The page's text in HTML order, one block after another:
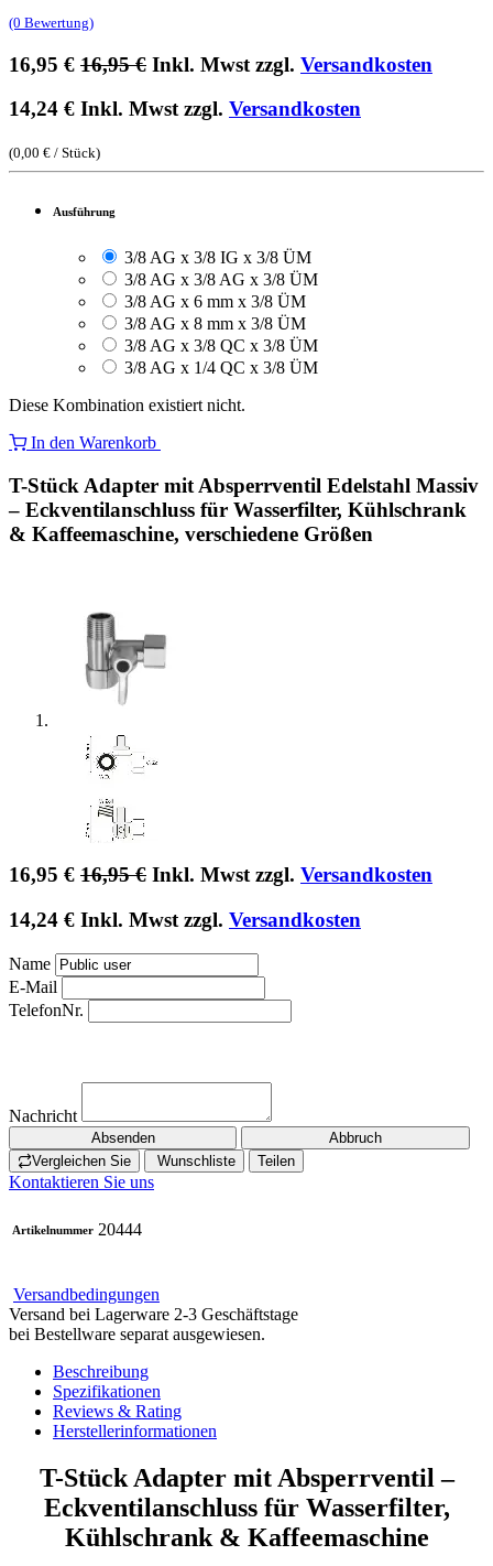
(0 Bewertung)
16,95 € 16,95€ Inkl. Mwst zzgl. Versandkosten
14,24 € Inkl. Mwst zzgl. Versandkosten
(0,00 € / Stück)
Ausführung
3/8 AG x 3/8 IG x 3/8 ÜM
3/8 AG x 3/8 AG x 3/8 ÜM
3/8 AG x 6 mm x 3/8 ÜM
3/8 AG x 8 mm x 3/8 ÜM
3/8 AG x 3/8 QC x 3/8 ÜM
3/8 AG x 1/4 QC x 3/8 ÜM
Diese Kombination existiert nicht.
In den Warenkorb
T-Stück Adapter mit Absperrventil Edelstahl Massiv
– Eckventilanschluss für Wasserfilter, Kühlschrank
& Kaffeemaschine, verschiedene Größen
16,95 € 16,95€ Inkl. Mwst zzgl. Versandkosten
14,24 € Inkl. Mwst zzgl. Versandkosten
Name
E-Mail
TelefonNr.
Nachricht
Absenden
Abbruch
Vergleichen Sie
Wunschliste Teilen
Kontaktieren Sie uns
Artikelnummer 20444
Versandbedingungen
Versand bei Lagerware 2-3 Geschäftstage
bei Bestellware separat ausgewiesen.
Beschreibung
Spezifikationen
Reviews & Rating
Herstellerinformationen
T-Stück Adapter mit Absperrventil –
Eckventilanschluss für Wasserfilter,
Kühlschrank & Kaffeemaschine